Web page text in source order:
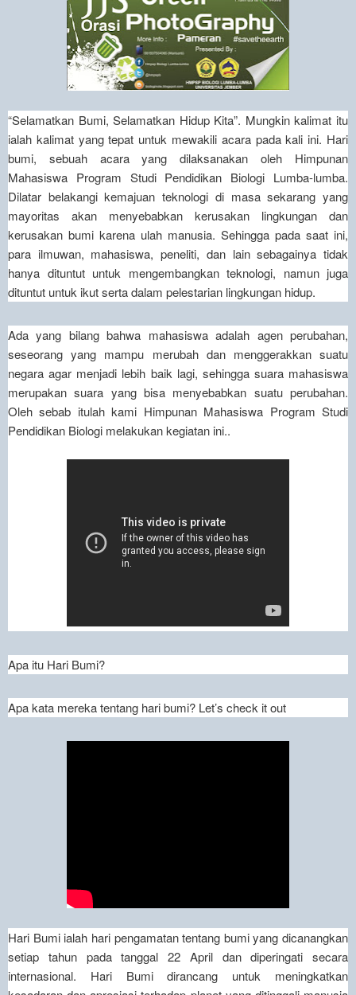
“Selamatkan Bumi, Selamatkan Hidup Kita”. Mungkin kalimat itu
ialah kalimat yang tepat untuk mewakili acara pada kali ini. Hari
bumi, sebuah acara yang dilaksanakan oleh Himpunan
Mahasiswa Program Studi Pendidikan Biologi Lumba-lumba.
Dilatar belakangi kemajuan teknologi di masa sekarang yang
mayoritas akan menyebabkan kerusakan lingkungan dan
kerusakan bumi karena ulah manusia. Sehingga pada saat ini,
para ilmuwan, mahasiswa, peneliti, dan lain sebagainya tidak
hanya dituntut untuk mengembangkan teknologi, namun juga
dituntut untuk ikut serta dalam pelestarian lingkungan hidup.
Ada yang bilang bahwa mahasiswa adalah agen perubahan,
seseorang yang mampu merubah dan menggerakkan suatu
negara agar menjadi lebih baik lagi, sehingga suara mahasiswa
merupakan suara yang bisa menyebabkan suatu perubahan.
Oleh sebab itulah kami Himpunan Mahasiswa Program Studi
Pendidikan Biologi melakukan kegiatan ini..
Apa itu Hari Bumi?
Apa kata mereka tentang hari bumi? Let’s check it out
Hari Bumi ialah hari pengamatan tentang bumi yang dicanangkan
setiap tahun pada tanggal 22 April dan diperingati secara
internasional. Hari Bumi dirancang untuk meningkatkan